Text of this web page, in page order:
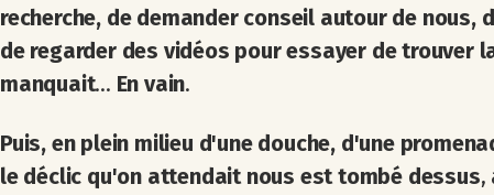
recherche, de demander conseil autour de nous,
de regarder des vidéos pour essayer de trouver
manquait... En vain.
Puis, en plein milieu d'une douche, d'une
le déclic qu'on attendait nous est tombé dessus,